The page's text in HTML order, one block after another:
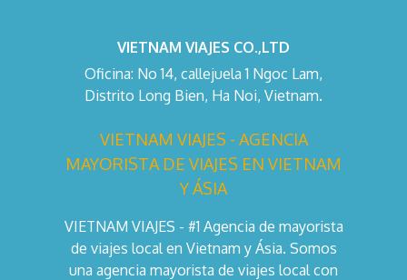
VIETNAM VIAJES CO.,LTD
Oficina: No 14, callejuela 1 Ngoc Lam,
Distrito Long Bien, Ha Noi, Vietnam.
VIETNAM VIAJES - AGENCIA
MAYORISTA DE VIAJES EN VIETNAM
Y ÁSIA
VIETNAM VIAJES - #1 Agencia de mayorista
de viajes local en Vietnam y Ásia. Somos
una agencia mayorista de viajes local con